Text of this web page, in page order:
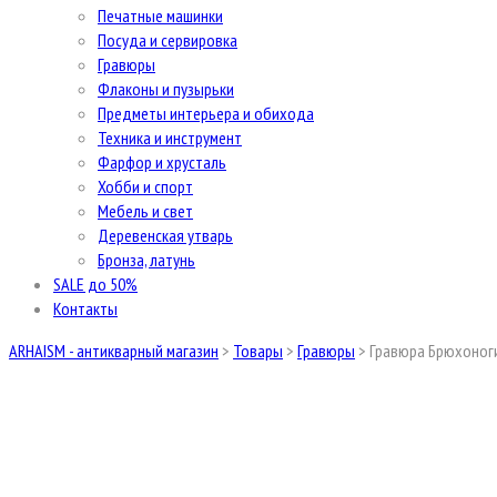
Печатные машинки
Посуда и сервировка
Гравюры
Флаконы и пузырьки
Предметы интерьера и обихода
Техника и инструмент
Фарфор и хрусталь
Хобби и спорт
Мебель и свет
Деревенская утварь
Бронза, латунь
SALE до 50%
Контакты
ARHAISM - антикварный магазин > Товары > Гравюры > Гравюра